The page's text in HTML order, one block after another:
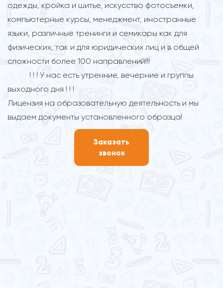
одежды, кройка и шитье, искусство фотосъемки,
компьютерные курсы, менеджмент, иностранные
языки, различные тренинги и семикары как для
физических, так и для юридических лиц и в общей
сложности более 100 направлений!!!
! ! ! У нас есть утренние, вечерние и группы
выходного дня ! ! !
Лицензия на образовательную деятельность и мы
выдаем документы установленного образца!
Заказать
звонок